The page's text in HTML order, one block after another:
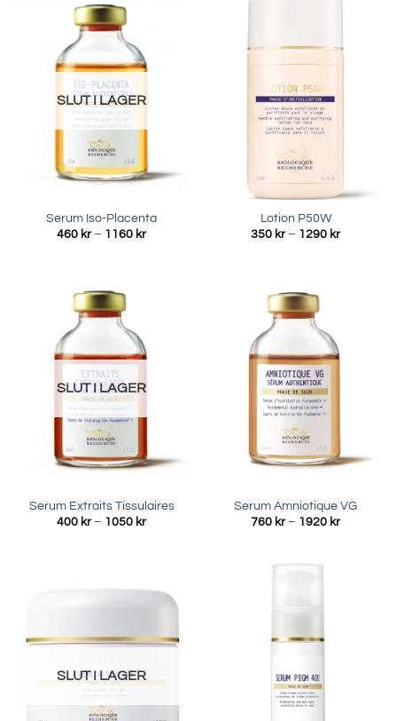
SLUT I LAGER
Serum Iso-Placenta
460 kr – 1160 krPrisintervall:
Lotion P50W
350 kr – 1290 kr
SLUT I LAGER
Serum Extraits Tissulaires
400 kr – 1050 krPrisintervall:
Serum Amniotique VG
760 kr – 1920 kr
SLUT I LAGER